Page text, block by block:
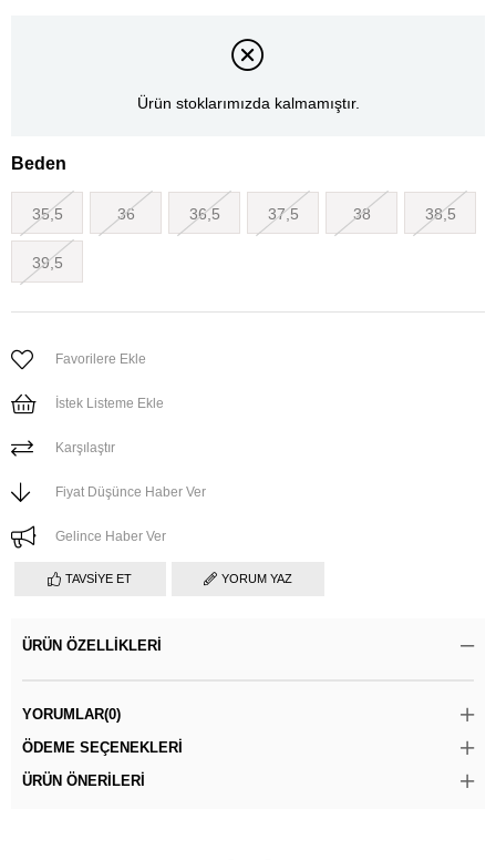
Ürün stoklarımızda kalmamıştır.
Beden
35,5 36 36,5 37,5 38 38,5
39,5
Favorilere Ekle
İstek Listeme Ekle
Karşılaştır
Fiyat Düşünce Haber Ver
Gelince Haber Ver
TAVSIYE ET YORUM YAZ
ÜRÜN ÖZELLIKLERI
YORUMLAR(0)
ÖDEME SEÇENEKLERI
ÜRÜN ÖNERILERI